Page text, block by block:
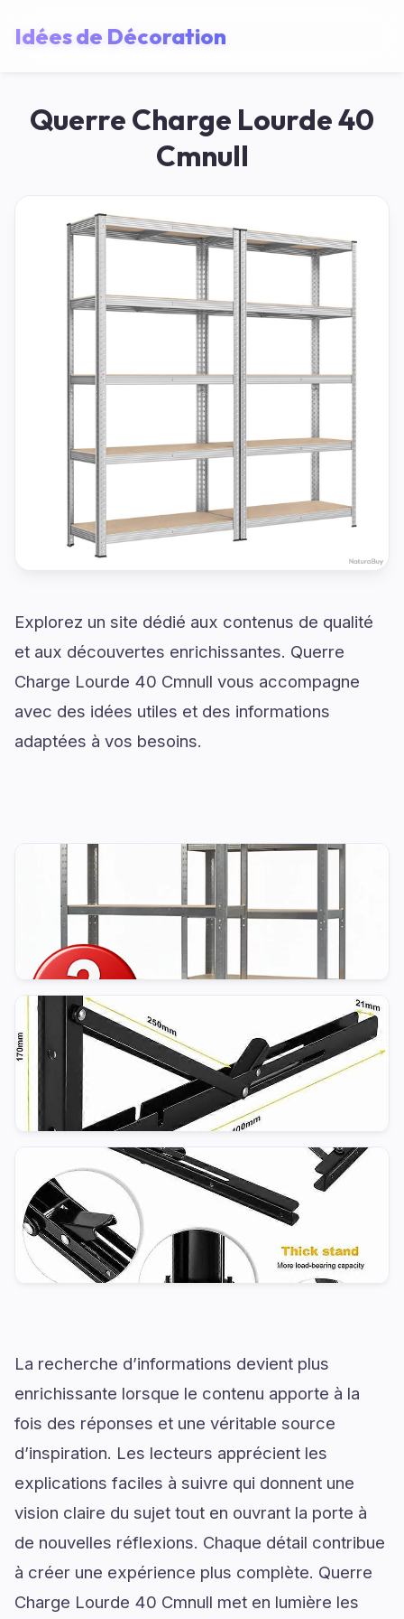
Idées de Décoration
Querre Charge Lourde 40
Cmnull
Explorez un site dédié aux contenus de qualité
et aux découvertes enrichissantes. Querre
Charge Lourde 40 Cmnull vous accompagne
avec des idées utiles et des informations
adaptées à vos besoins.
La recherche d’informations devient plus
enrichissante lorsque le contenu apporte à la
fois des réponses et une véritable source
d’inspiration. Les lecteurs apprécient les
explications faciles à suivre qui donnent une
vision claire du sujet tout en ouvrant la porte à
de nouvelles réflexions. Chaque détail contribue
à créer une expérience plus complète. Querre
Charge Lourde 40 Cmnull met en lumière les